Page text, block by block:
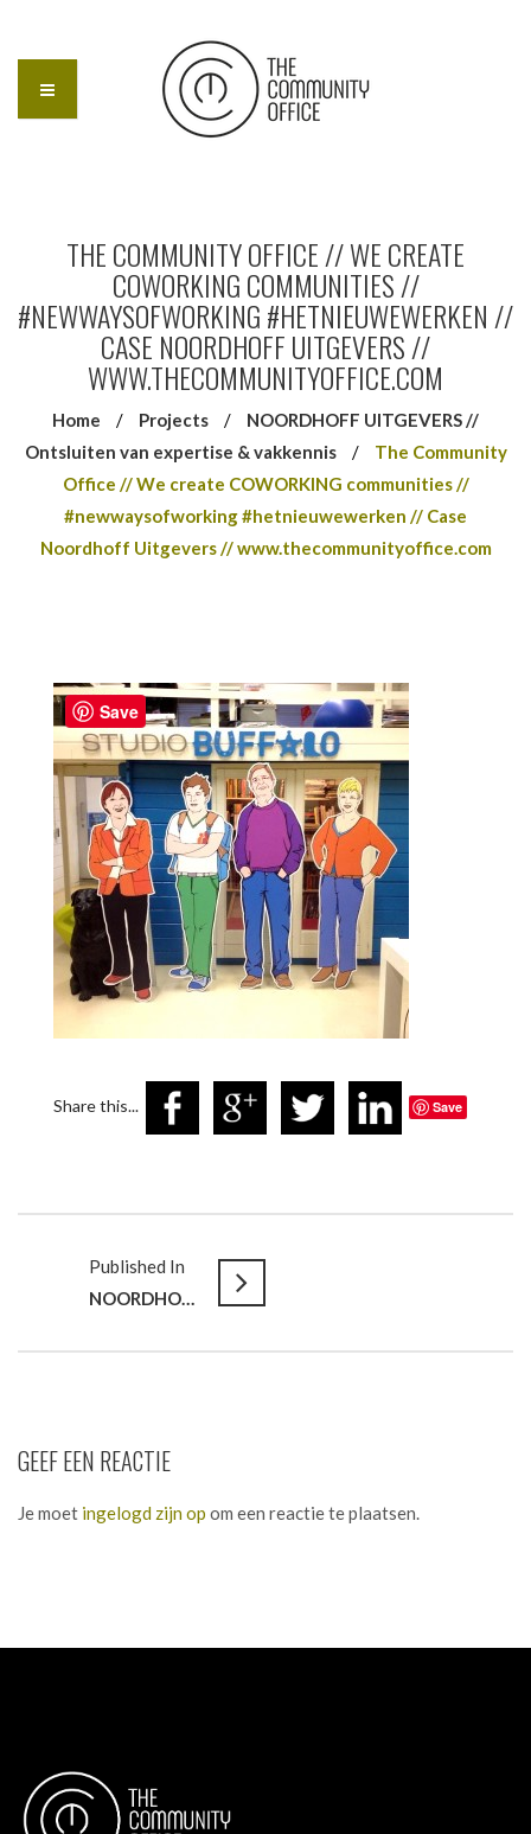
THE COMMUNITY OFFICE // WE CREATE
COWORKING COMMUNITIES //
#NEWWAYSOFWORKING #HETNIEUWEWERKEN //
CASE NOORDHOFF UITGEVERS //
WWW.THECOMMUNITYOFFICE.COM
Home / Projects /
NOORDHOFF UITGEVERS //
Ontsluiten van expertise & vakkennis
/
The Community
Office // We create COWORKING communities //
#newwaysofworking #hetnieuwewerken // Case
Noordhoff Uitgevers // www.thecommunityoffice.com
Share this... Save
Published In
NOORDHOFF UITGEVERS // Ontsluiten van expertise & vakkennis
GEEF EEN REACTIE
Je moet ingelogd zijn op om een reactie te plaatsen.
Save